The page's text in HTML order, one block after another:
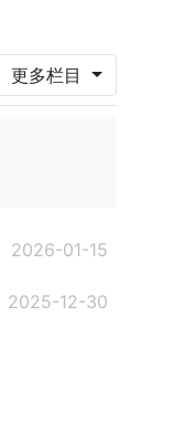
更多栏目
2026-01-15
2025-12-30